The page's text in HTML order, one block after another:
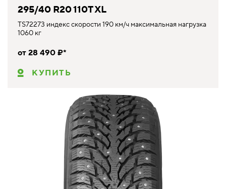
295/40 R20 110T XL
TS72273 индекс скорости 190 км/ч максимальная нагрузка
1060 кг
от 28 490 ₽*
КУПИТЬ